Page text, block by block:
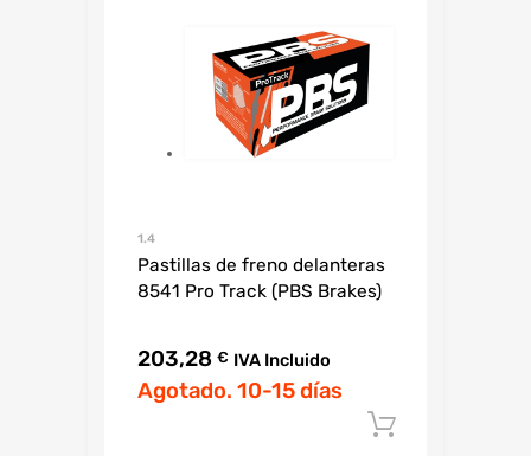
1.4
Pastillas de freno delanteras
8541 Pro Track (PBS Brakes)
203,28 € IVA Incluido
Agotado. 10-15 días